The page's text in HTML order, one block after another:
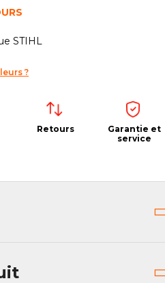
STIHL
?
Retours
Garantie et
service